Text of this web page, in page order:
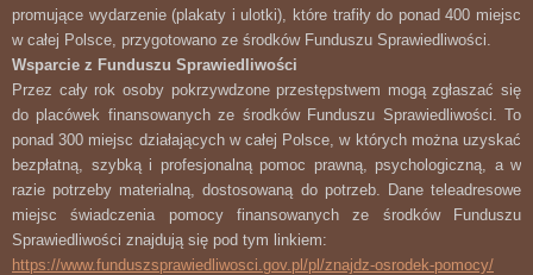
promujące wydarzenie (plakaty i ulotki), które trafiły do ponad 400 miejsc
w całej Polsce, przygotowano ze środków Funduszu Sprawiedliwości.
Wsparcie z Funduszu Sprawiedliwości
Przez cały rok osoby pokrzywdzone przestępstwem mogą zgłaszać się
do placówek finansowanych ze środków Funduszu Sprawiedliwości. To
ponad 300 miejsc działających w całej Polsce, w których można uzyskać
bezpłatną, szybką i profesjonalną pomoc prawną, psychologiczną, a w
razie potrzeby materialną, dostosowaną do potrzeb. Dane teleadresowe
miejsc świadczenia pomocy finansowanych ze środków Funduszu
Sprawiedliwości znajdują się pod tym linkiem:
https://www.funduszsprawiedliwosci.gov.pl/pl/znajdz-osrodek-pomocy/